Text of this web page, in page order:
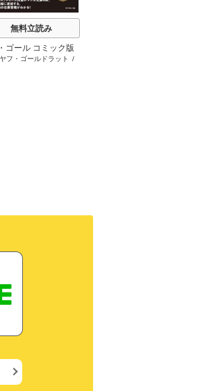
無料立読み
ゴール コミック版
フ・ゴールドラット
/